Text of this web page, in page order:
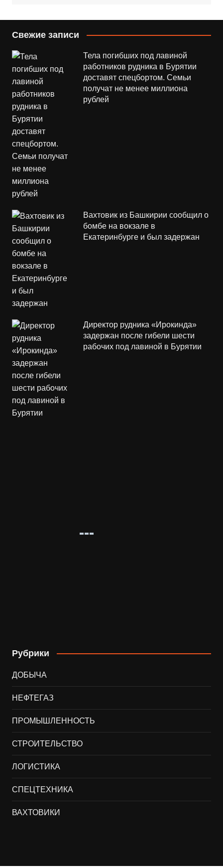
Свежие записи
Тела погибших под лавиной
работников рудника в Бурятии
доставят спецбортом. Семьи
получат не менее миллиона
рублей
Вахтовик из Башкирии сообщил о
бомбе на вокзале в
Екатеринбурге и был задержан
Директор рудника «Ирокинда»
задержан после гибели шести
рабочих под лавиной в Бурятии
Рубрики
ДОБЫЧА
НЕФТЕГАЗ
ПРОМЫШЛЕННОСТЬ
СТРОИТЕЛЬСТВО
ЛОГИСТИКА
СПЕЦТЕХНИКА
ВАХТОВИКИ